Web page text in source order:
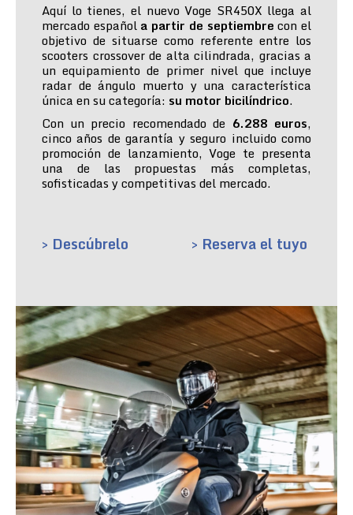
Aquí lo tienes, el nuevo Voge SR450X llega al
mercado español a partir de septiembre con el
objetivo de situarse como referente entre los
scooters crossover de alta cilindrada, gracias a
un equipamiento de primer nivel que incluye
radar de ángulo muerto y una característica
única en su categoría: su motor bicilíndrico.
Con un precio recomendado de 6.288 euros,
cinco años de garantía y seguro incluido como
promoción de lanzamiento, Voge te presenta
una de las propuestas más completas,
sofisticadas y competitivas del mercado.
> Descúbrelo > Reserva el tuyo